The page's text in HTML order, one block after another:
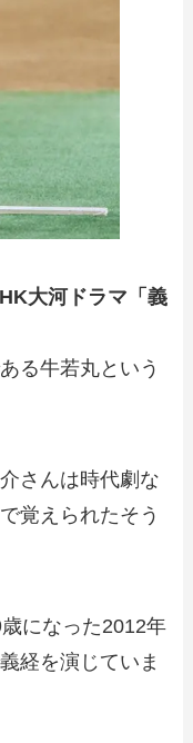
大河ドラマ「義
る牛若丸という
さんは時代劇な
覚えられたそう
になった2012年
経を演じていま